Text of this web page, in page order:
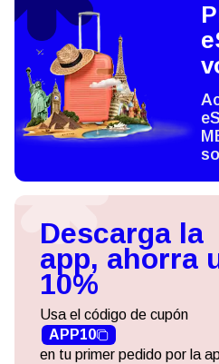
Descarga la
app, ahorra
10%
Usa el código de cupón
APP10
en tu primer pedido por la